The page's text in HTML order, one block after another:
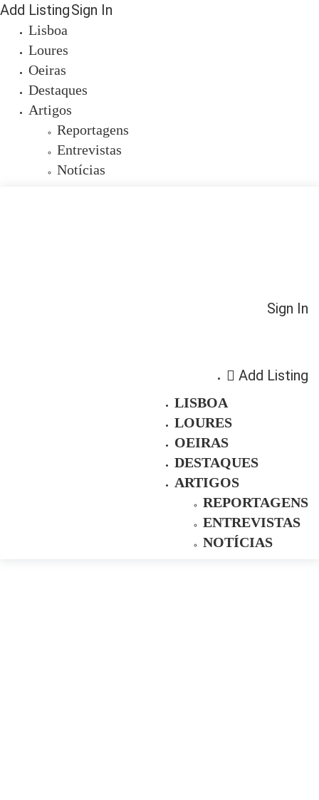
Add ListingSign In
Lisboa
Loures
Oeiras
Destaques
Artigos
Reportagens
Entrevistas
Notícias
Sign In
Add Listing
LISBOA
LOURES
OEIRAS
DESTAQUES
ARTIGOS
REPORTAGENS
ENTREVISTAS
NOTÍCIAS